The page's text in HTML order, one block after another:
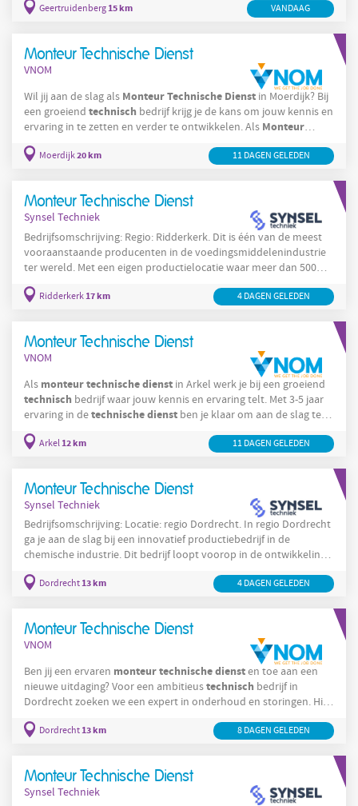
preventief onderhoud en inspecties uit aan stortmachines,
Geertruidenberg15 km VANDAAG
Monteur Technische Dienst
VNOM
Wil jij aan de slag als MonteurTechnische Dienst in Moerdijk? Bij
een groeiend technisch bedrijf krijg je de kans om jouw kennis en
ervaring in te zetten en verder te ontwikkelen. Als Monteur
Technische
machinepark en draag je bij aan een soepele productie.
Moerdijk20 km 11 DAGEN GELEDEN
Monteur Technische Dienst
Synsel Techniek
Bedrijfsomschrijving: Regio: Ridderkerk. Dit is één van de meest
vooraanstaande producenten in de voedingsmiddelenindustrie
ter wereld. Met een eigen productielocatie waar meer dan 500
hoogste kwaliteit. Het team werkt in een
dagdiensten als
Ridderkerk17 km 4 DAGEN GELEDEN
Monteur Technische Dienst
VNOM
Als monteurtechnischedienst in Arkel werk je bij een groeiend
technisch bedrijf waar jouw kennis en ervaring telt. Met 3-5 jaar
ervaring in detechnischedienst ben je klaar om aan de slag te
gaan met onderhoud, reparatie en storingen. Uitvoeren van
preventief en correctief onderhoud aan machines en installaties;
Arkel12 km 11 DAGEN GELEDEN
Monteur Technische Dienst
Synsel Techniek
Bedrijfsomschrijving: Locatie: regio Dordrecht. In regio Dordrecht
ga je aan de slag bij een innovatief productiebedrijf in de
chemische industrie. Dit bedrijf loopt voorop in de ontwikkeling
wereldwijd. Hun kracht ligt in het leveren van
team vantechnische
Dordrecht13 km 4 DAGEN GELEDEN
Monteur Technische Dienst
VNOM
Ben jij een ervaren monteurtechnischediensten toe aan een
nieuwe uitdaging? Voor een ambitieustechnisch bedrijf in
Dordrecht zoeken we een expert in onderhoud en storingen. Hier
dynamische werkomgeving. Het uitvoeren van preventief
Dordrecht13 km 8 DAGEN GELEDEN
Monteur Technische Dienst
Synsel Techniek